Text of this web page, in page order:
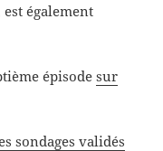
également
épisodesur
sondages validés